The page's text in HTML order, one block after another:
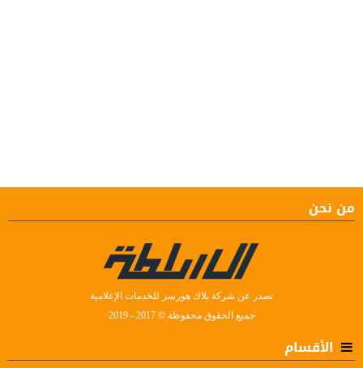
من نحن
تصدر عن شركة بلاك هورسز للخدمات الإعلامية
جميع الحقوق محفوظة © 2017 - 2019
الأقسام